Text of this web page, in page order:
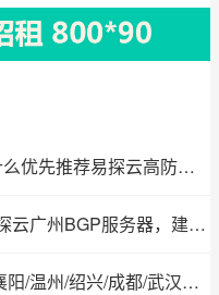
国内高防服务器怎么选？我为什么优先推荐易探云高防服务器
2022广州服务器租用价格表|易探云广州BGP服务器，建站一站式解决方案
易探云国内高防服务器：十堰/襄阳/温州/绍兴/成都/武汉多节点，实现全国用户高速访问